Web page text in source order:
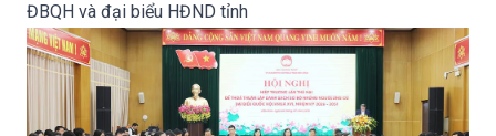
ĐBQH và đại biểu HĐND tỉnh